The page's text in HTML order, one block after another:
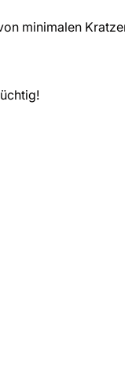
minimalen